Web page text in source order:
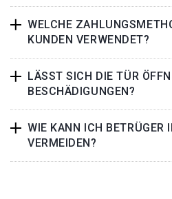
WELCHE
KUNDEN VERWENDET?
LÄSST SICH DIE TÜR
BESCHÄDIGUNGEN?
WIE KANN ICH BETRÜGER
VERMEIDEN?